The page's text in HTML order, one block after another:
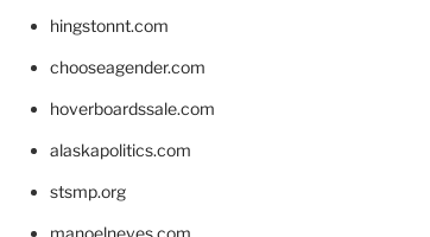
hingstonnt.com
chooseagender.com
hoverboardssale.com
alaskapolitics.com
stsmp.org
manoelneves.com